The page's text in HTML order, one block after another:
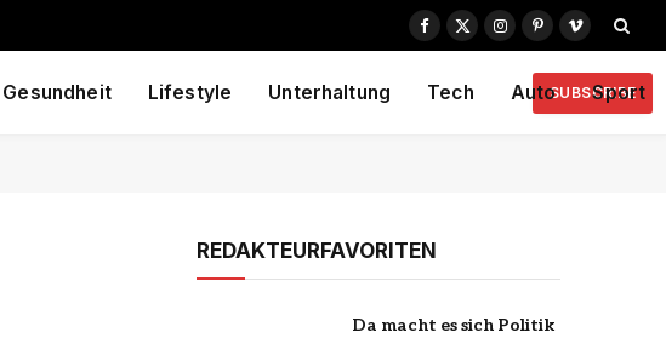
Facebook
X
Instagram
PinterestVimeo
Gesundheit Lifestyle Unterhaltung Tech Auto Sport
SUBSCRIBE
REDAKTEURFAVORITEN
Da macht es sich Politik